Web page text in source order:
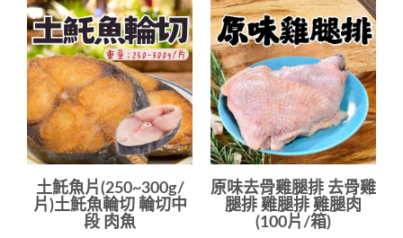
土魠魚片(250~300g/
片)土魠魚輪切 輪切中
段 肉魚
原味去骨雞腿排 去骨雞
腿排 雞腿排 雞腿肉
(100片/箱)